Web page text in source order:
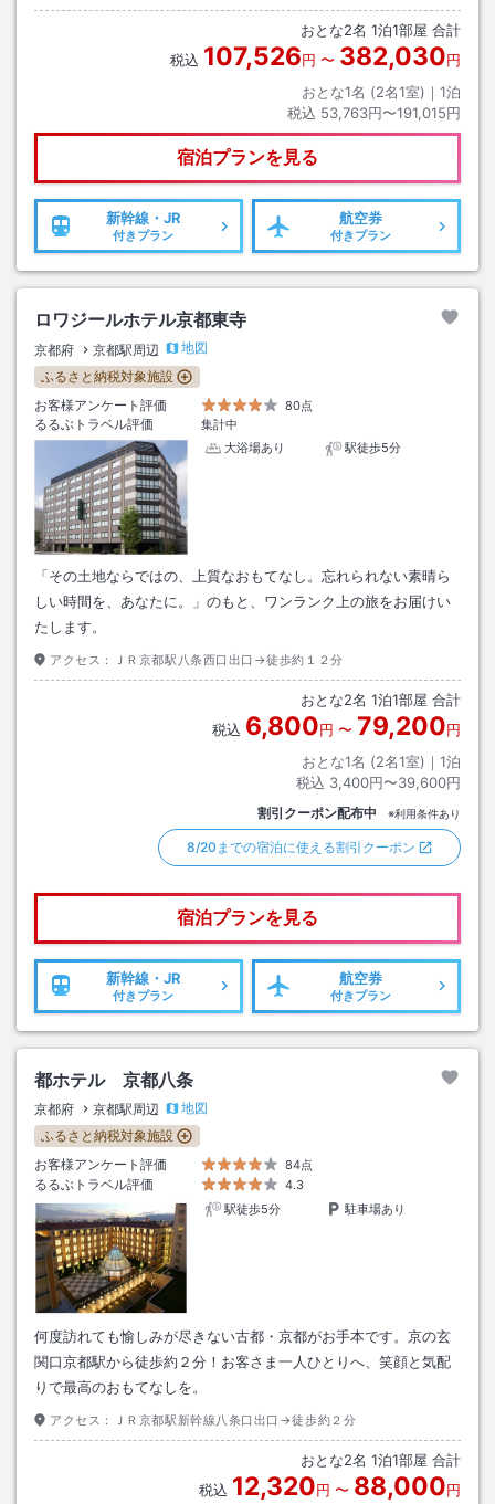
口→徒歩約３分
おとな2名 1泊1部屋 合計
税込 107,526円 〜 382,030円
おとな1名 (2名1室)｜ 1泊
税込 53,763円〜191,015円
宿泊プランを見る
新幹線・JR
付きプラン
航空券
付きプラン
ロワジールホテル京都東寺
京都府 京都駅周辺
地図
ふるさと納税対象施設
お客様アンケート評価
80点
るるぶトラベル評価
集計中
大浴場あり
駅徒歩5分
「その土地ならではの、上質なおもてなし。忘れられない素晴ら
しい時間を、あなたに。」のもと、ワンランク上の旅をお届けい
たします。
アクセス： ＪＲ京都駅八条西口出口→徒歩約１２分
おとな2名 1泊1部屋 合計
税込 6,800円 〜 79,200円
おとな1名 (2名1室)｜ 1泊
税込 3,400円〜39,600円
割引クーポン配布中 ※利用条件あり
8/20までの宿泊に使える割引クーポン
宿泊プランを見る
新幹線・JR
付きプラン
航空券
付きプラン
都ホテル 京都八条
京都府 京都駅周辺
地図
ふるさと納税対象施設
お客様アンケート評価
84点
るるぶトラベル評価
4.3
駅徒歩5分
駐車場あり
何度訪れても愉しみが尽きない古都・京都がお手本です。京の玄
関口京都駅から徒歩約２分！お客さま一人ひとりへ、笑顔と気配
りで最高のおもてなしを。
アクセス： ＪＲ京都駅新幹線八条口出口→徒歩約２分
おとな2名 1泊1部屋 合計
税込 12,320円 〜 88,000円